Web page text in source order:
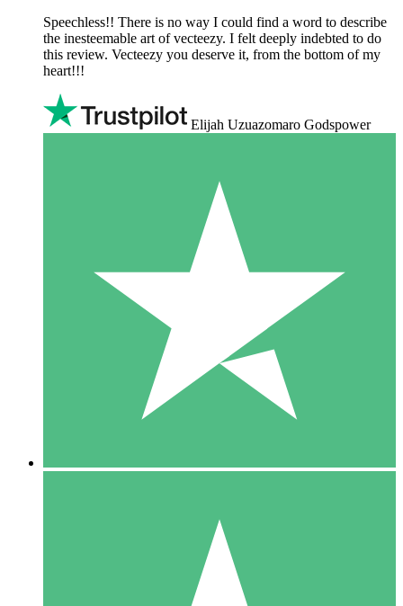
Speechless!! There is no way I could find a word to describe
the inesteemable art of vecteezy. I felt deeply indebted to do
this review. Vecteezy you deserve it, from the bottom of my
heart!!!
Elijah Uzuazomaro Godspower